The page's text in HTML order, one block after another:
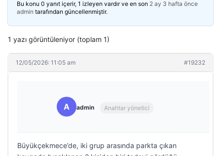
Bu konu 0 yanıt içerir, 1 izleyen vardır ve en son 2 ay 3 hafta önce
admin tarafından güncellenmiştir.
1 yazı görüntüleniyor (toplam 1)
12/05/2026: 11:05 am #19232
A admin Anahtar yönetici
Büyükçekmece’de, iki grup arasında parkta çıkan